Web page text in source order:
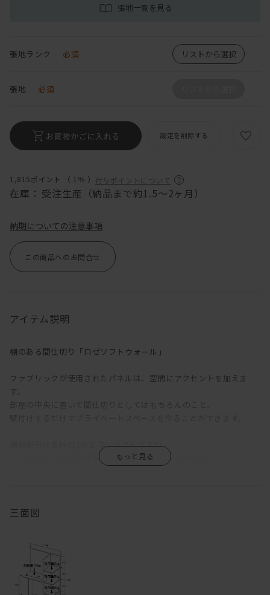
1,815ポイント （ 1％ ） 付与ポイントについて
在庫： 受注生産（納品まで約1.5～2ヶ月）
張地一覧を見る
張地ランク 必須 リストから選択
張地 必須
お買物かごに入れる 設定を削除する
納期についての注意事項
この商品へのお問合せ
アイテム説明
棚のある間仕切り「ロゼソフトウォール」
ファブリックが使用されたパネルは、空間にアクセントを加えま
す。
棚板部分は奥行31cmとコンパクトですが、
ノートパソコンで作業をすることができる大きさです。
豊富なカラーバリエーションのため、
三面図